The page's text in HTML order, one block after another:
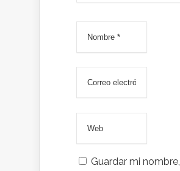
Guardar mi nombre,